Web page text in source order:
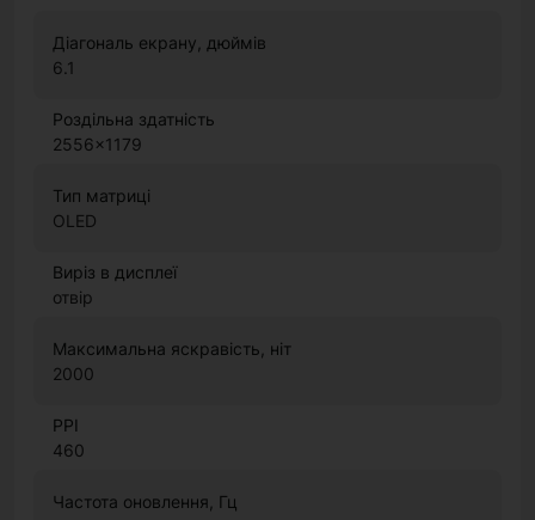
Діагональ екрану, дюймів
6.1
Роздільна здатність
2556x1179
Тип матриці
OLED
Виріз в дисплеї
отвір
Максимальна яскравість, ніт
2000
PPI
460
Частота оновлення, Гц